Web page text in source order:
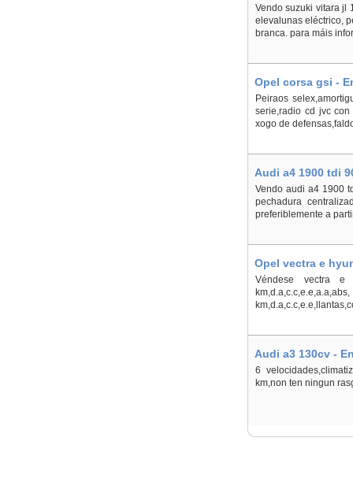
Vendo suzuki vitara jl
elevalunas eléctrico,
branca. para máis
Opel corsa gsi -
Peiraos
serie,radio cd jvc con
xogo de
Audi a4 1900 tdi
Vendo audi a4 1900
pechadura
preferiblemente a
Opel vectra e
Véndese vectra e
Audi a3 130cv -
6
km,non ten ningun